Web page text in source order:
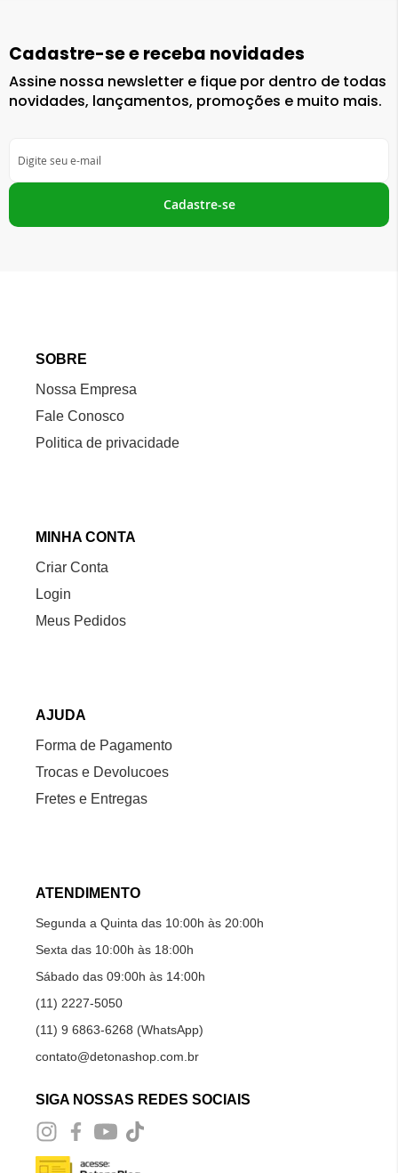
Cadastre-se e receba novidades
Assine nossa newsletter e fique por dentro de todas
novidades, lançamentos, promoções e muito mais.
se
na
Newsletter:
Cadastre-se
SOBRE
Nossa Empresa
Fale Conosco
Politica de privacidade
MINHA CONTA
Criar Conta
Login
Meus Pedidos
AJUDA
Forma de Pagamento
Trocas e Devolucoes
Fretes e Entregas
ATENDIMENTO
Segunda a Quinta das 10:00h às 20:00h
Sexta das 10:00h às 18:00h
Sábado das 09:00h às 14:00h
(11) 2227-5050
(11) 9 6863-6268 (WhatsApp)
contato@detonashop.com.br
SIGA NOSSAS REDES SOCIAIS